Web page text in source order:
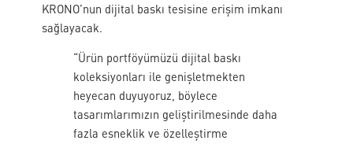
KRONO’nun dijital baskı tesisine erişim imkanı
sağlayacak.
“Ürün portföyümüzü dijital baskı
koleksiyonları ile genişletmekten
heyecan duyuyoruz, böylece
tasarımlarımızın geliştirilmesinde daha
fazla esneklik ve özelleştirme